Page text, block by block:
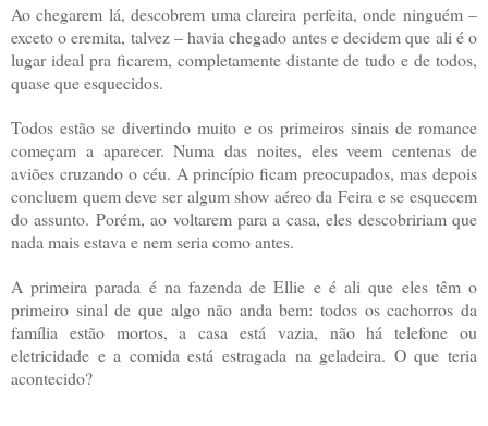
Ao chegarem lá, descobrem uma clareira perfeita, onde ninguém –
exceto o eremita, talvez – havia chegado antes e decidem que ali é o
lugar ideal pra ficarem, completamente distante de tudo e de todos,
quase que esquecidos.
Todos estão se divertindo muito e os primeiros sinais de romance
começam a aparecer. Numa das noites, eles veem centenas de
aviões cruzando o céu. A princípio ficam preocupados, mas depois
concluem quem deve ser algum show aéreo da Feira e se esquecem
do assunto. Porém, ao voltarem para a casa, eles descobririam que
nada mais estava e nem seria como antes.
A primeira parada é na fazenda de Ellie e é ali que eles têm o
primeiro sinal de que algo não anda bem: todos os cachorros da
família estão mortos, a casa está vazia, não há telefone ou
eletricidade e a comida está estragada na geladeira. O que teria
acontecido?